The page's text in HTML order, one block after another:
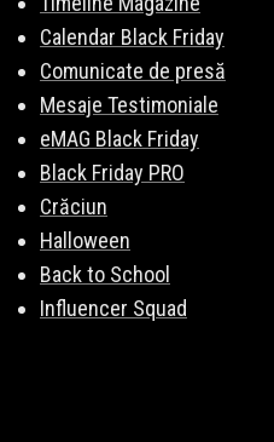
Calendar Black Friday
Comunicate de presă
Mesaje Testimoniale
eMAG Black Friday
Black Friday PRO
Crăciun
Halloween
Back to School
Influencer Squad